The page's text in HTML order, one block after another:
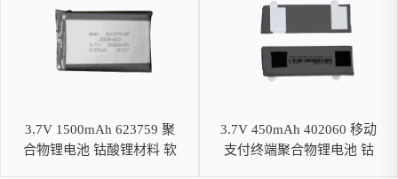
3.7V 1500mAh 623759 聚
合物锂电池 钴酸锂材料 软
3.7V 450mAh 402060 移动
支付终端聚合物锂电池 钴